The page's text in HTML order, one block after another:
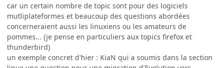
car un certain nombre de topic sont pour des logiciels
mutliplateformes et beaucoup des questions abordées
concerneraient aussi les linuxiens ou les amateurs de
pommes... (je pense en particuliers aux topics firefox et
thunderbird)
un exemple concret d'hier : KiaN qui a soumis dans la section